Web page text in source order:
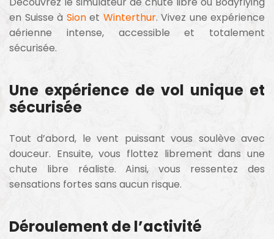
en Suisse à Sionet Winterthur. Vivez une expérience
aérienne intense, accessible et totalement
sécurisée.
Une expérience de vol unique et
sécurisée
Tout d’abord, le vent puissant vous soulève avec
douceur. Ensuite, vous flottez librement dans une
chute libre réaliste. Ainsi, vous ressentez des
sensations fortes sans aucun risque.
Déroulement de l’activité